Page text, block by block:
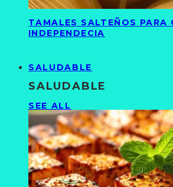
TAMALES SALTEÑOS PARA
INDEPENDECIA
SALUDABLE
SALUDABLE
SEE ALL